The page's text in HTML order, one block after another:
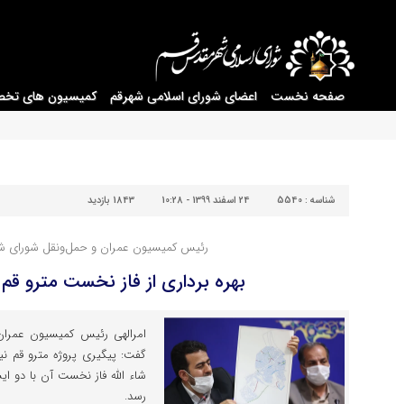
صفحه نخست اعضای شورای اسلامی شهرقم کمیسیون های
شناسه : 5540 24 اسفند 1399 - 10:28 1843 بازدید
رئیس کمیسیون عمران و حمل‌ونقل شورای
بهره برداری از فاز نخست مترو قم تا ۳ ماه
امرالهی رئیس کمیسیون
گفت: پیگیری پروژه مترو قم
شاء الله فاز نخست آن با دو
رسد.